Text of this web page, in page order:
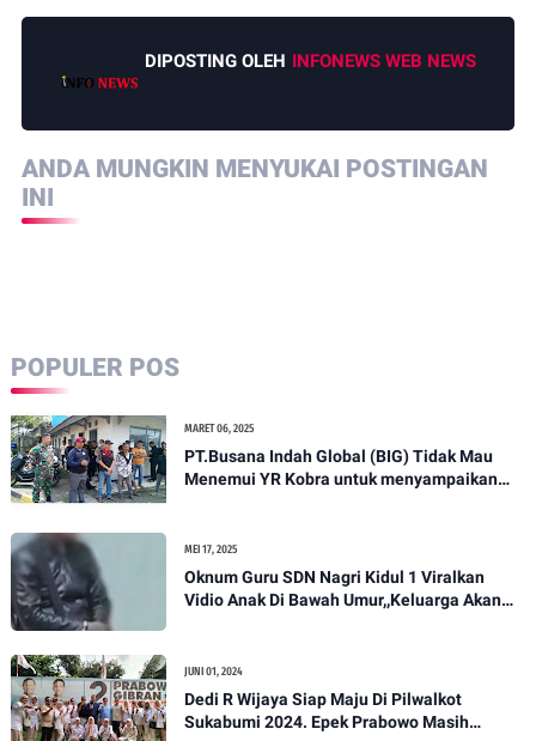
DIPOSTING OLEH INFONEWS WEB NEWS
ANDA MUNGKIN MENYUKAI POSTINGAN
INI
POPULER POS
MARET 06, 2025
PT.Busana Indah Global (BIG) Tidak Mau
Menemui YR Kobra untuk menyampaikan
MEI 17, 2025
Oknum Guru SDN Nagri Kidul 1 Viralkan
Vidio Anak Di Bawah Umur,,Keluarga Akan
JUNI 01, 2024
Dedi R Wijaya Siap Maju Di Pilwalkot
Sukabumi 2024. Epek Prabowo Masih